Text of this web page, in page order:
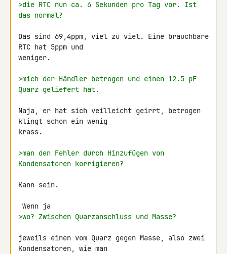
>die RTC nun ca. 6 Sekunden pro Tag vor. Ist
das normal?
Das sind 69,4ppm, viel zu viel. Eine brauchbare
RTC hat 5ppm und
weniger.
>mich der Händler betrogen und einen 12.5 pF
Quarz geliefert hat.
Naja, er hat sich veilleicht geirrt, betrogen
klingt schon ein wenig
krass.
>man den Fehler durch Hinzufügen von
Kondensatoren korrigieren?
Kann sein.
>wo? Zwischen Quarzanschluss und Masse?
jeweils einen vom Quarz gegen Masse, also zwei
Kondensatoren, wie man